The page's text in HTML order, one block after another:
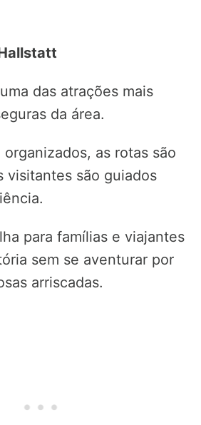
das atrações mais
da área.
organizados, as rotas são
visitantes são guiados
para famílias e viajantes
sem se aventurar por
arriscadas.